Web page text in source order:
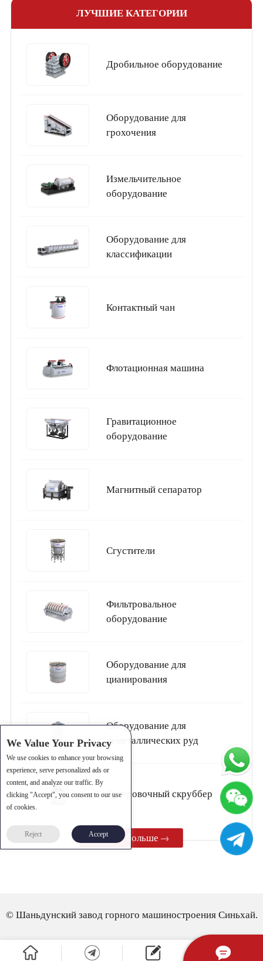
ЛУЧШИЕ КАТЕГОРИИ
Дробильное оборудование
Оборудование для
грохочения
Измельчительное
оборудование
Оборудование для
классификации
Контактный чан
Флотационная машина
Гравитационное
оборудование
Магнитный сепаратор
Сгустители
Фильтровальное
оборудование
Оборудование для
цианирования
Оборудование для
неметаллических руд
Oттировочный скруббер
Узнать больше
© Шаньдунский завод горного машиностроения Синьхай.
We Value Your Privacy
We use cookies to enhance your browsing
experience, serve personalized ads or
content, and analyze our traffic. By
clicking "Accept", you consent to our use
of cookies.
Reject Accept